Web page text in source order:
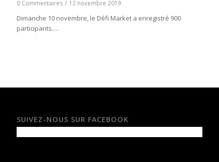
0 Commentaires / 12 novembre 2019
Dimanche 10 novembre, le Défi Market a enregistré 900
participants.…
SUIVEZ-NOUS SUR FACEBOOK